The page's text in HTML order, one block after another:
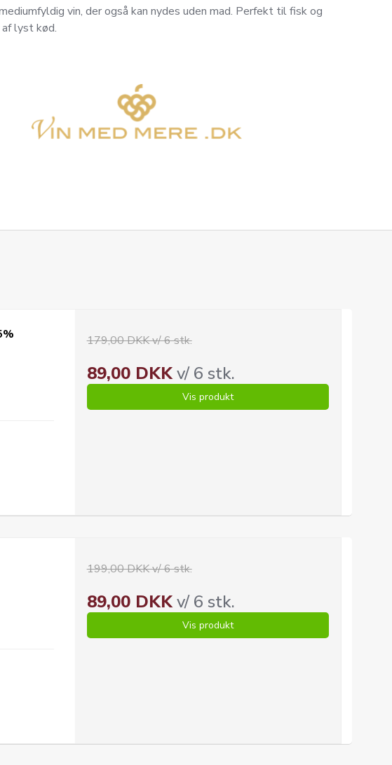
vin, der også kan nydes uden mad. Perfekt til fisk og
lyst kød.
179,00 DKK v/ 6 stk.
89,00 DKKv/ 6 stk.
Vis produkt
199,00 DKK v/ 6 stk.
89,00 DKKv/ 6 stk.
Vis produkt